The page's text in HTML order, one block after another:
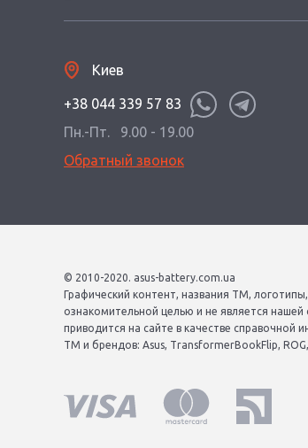
Киев
+38 044 339 57 83
Пн.-Пт.
9.00 - 19.00
Обратный звонок
© 2010-2020. asus-battery.com.ua
Графический контент, названия ТМ,
ознакомительной целью и не является
приводится на сайте в качестве
ТМ и брендов: Asus, TransformerBookFlip,